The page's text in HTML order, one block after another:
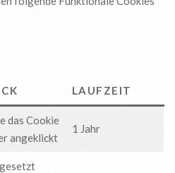
LAUFZEIT
das Cookie
angeklickt
1 Jahr